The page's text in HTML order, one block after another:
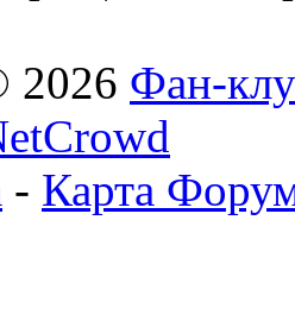
2026 Фан-
- Карта